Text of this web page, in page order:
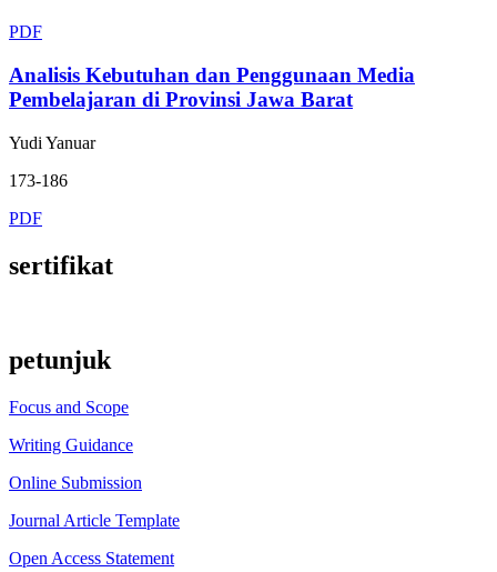
PDF
Analisis Kebutuhan dan Penggunaan Media
Pembelajaran di Provinsi Jawa Barat
Yudi Yanuar
173-186
PDF
sertifikat
petunjuk
Focus and Scope
Writing Guidance
Online Submission
Journal Article Template
Open Access Statement